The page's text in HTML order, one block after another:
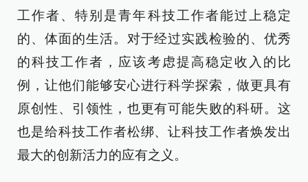
工作者、特别是青年科技工作者能过上稳定
的、体面的生活。对于经过实践检验的、优秀
的科技工作者，应该考虑提高稳定收入的比
例，让他们能够安心进行科学探索，做更具有
原创性、引领性，也更有可能失败的科研。这
也是给科技工作者松绑、让科技工作者焕发出
最大的创新活力的应有之义。